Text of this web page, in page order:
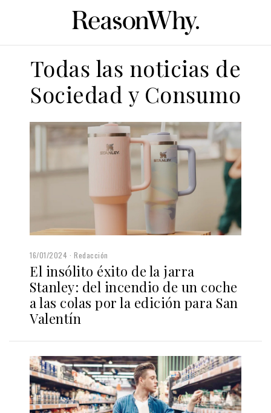
Todas las noticias de
Sociedad y Consumo
16/01/2024 Redacción
El insólito éxito de la jarra
Stanley: del incendio de un coche
a las colas por la edición para San
Valentín